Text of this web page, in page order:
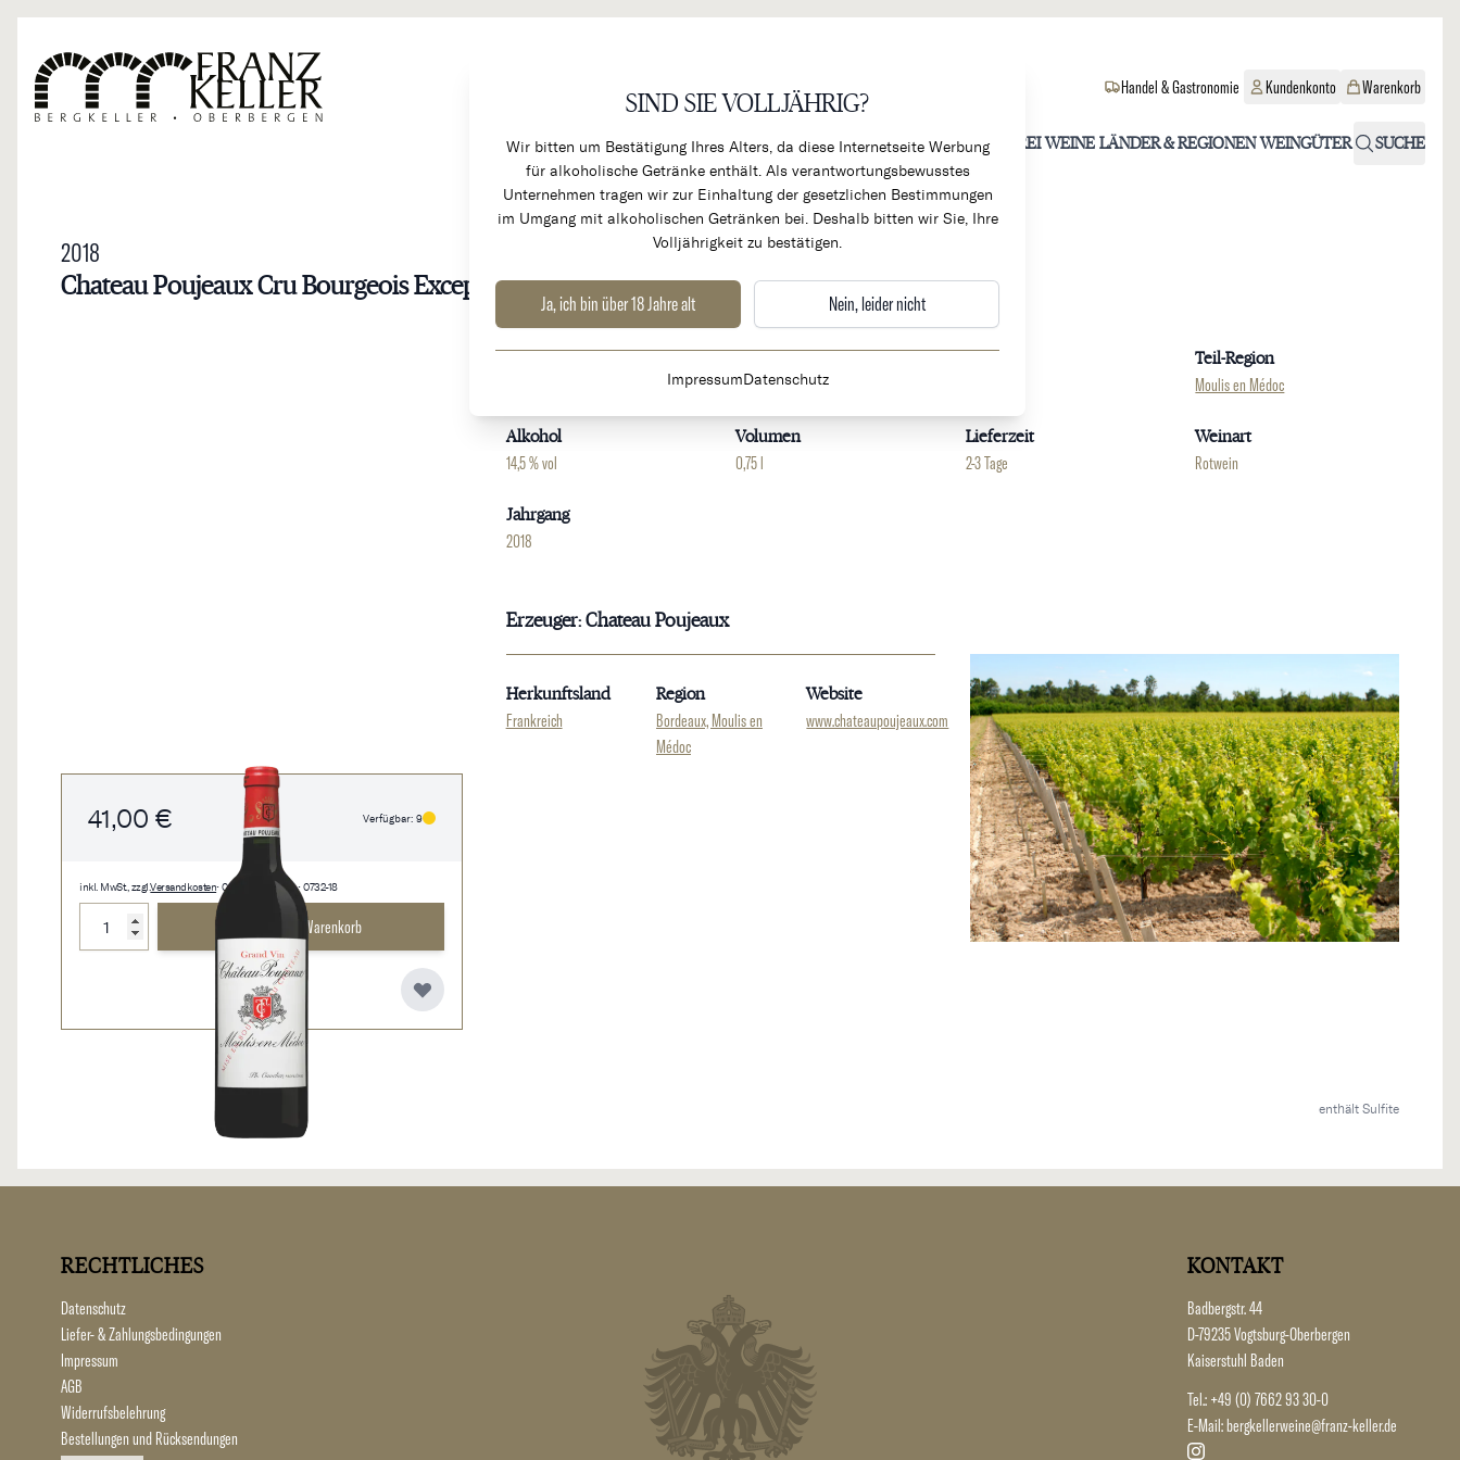
SIND SIE VOLLJÄHRIG?
Wir bitten um Bestätigung Ihres Alters, da diese Internetseite Werbung
für alkoholische Getränke enthält. Als verantwortungsbewusstes
Unternehmen tragen wir zur Einhaltung der gesetzlichen Bestimmungen
im Umgang mit alkoholischen Getränken bei. Deshalb bitten wir Sie, Ihre
Volljährigkeit zu bestätigen.
Ja, ich bin über 18 Jahre alt Nein, leider nicht
ImpressumDatenschutz
KÜCHENPRODUKTE & ALKOHOLFREI WEINE LÄNDER & REGIONEN WEINGÜTER SUCHE
Handel & Gastronomie Kundenkonto Warenkorb
2018
Chateau Poujeaux Cru Bourgeois Exceptionnel
41,00 € Verfügbar: 9
inkl. MwSt., zzgl.Versandkosten• 0,75 l • 54,67 €/l • 0732-18
In den Warenkorb
Frankreich
Teil-Region
Moulis en Médoc
Alkohol
14,5 % vol
Volumen
0,75 l
Lieferzeit
2-3 Tage
Weinart
Rotwein
Jahrgang
2018
Erzeuger: Chateau Poujeaux
Herkunftsland
Frankreich
Region
Bordeaux, Moulis en
Médoc
Website
www.chateaupoujeaux.com
enthält Sulfite
RECHTLICHES
Datenschutz
Liefer- & Zahlungsbedingungen
Impressum
AGB
Widerrufsbelehrung
Bestellungen und Rücksendungen
KONTAKT
Badbergstr. 44
D-79235 Vogtsburg-Oberbergen
Kaiserstuhl Baden
Tel.: +49 (0) 7662 93 30-0
E-Mail:bergkellerweine@franz-keller.de